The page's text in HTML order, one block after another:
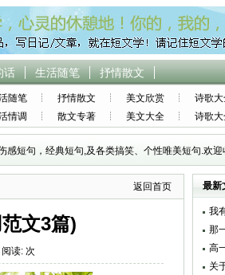
话 生活随笔 抒情散文
随笔 抒情散文 美文欣赏 诗歌大
情调 散文专著 美文大全 诗歌大
感短句，经典短句,及各类搞笑、个性唯美短句.欢迎
返回首页
文3篇)
阅读: 次
最新
我
那
高
关